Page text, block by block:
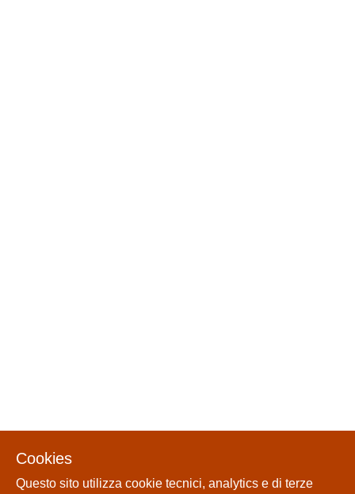
Cookies
Questo sito utilizza cookie tecnici, analytics e di terze